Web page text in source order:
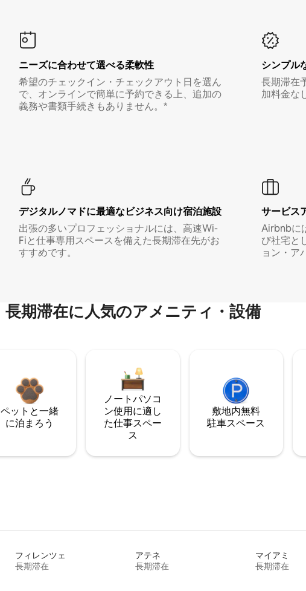
ニーズに合わせて選べる柔軟性
希望のチェックイン・チェックアウト日を選ん
で、オンラインで簡単に予約できる上、追加の
義務や書類手続きもありません。*
シンプル
長期滞在
加料金な
デジタルノマド⁠に最⁠適⁠なビ⁠ジ⁠ネ⁠ス⁠向⁠け宿⁠泊⁠施⁠設
出張の多いプロフェッショナルには、高速Wi-
Fiと仕事専用スペースを備えた長期滞在先がお
すすめです。
サービス
Airbnbに
び社宅と
ョン・ア
長期滞在に人気のアメニティ・設備
ペットと一緒
に泊まろう
ノートパソコ
ン使用に適し
た仕事スペー
ス
敷地内無料
駐⁠車ス⁠ペ⁠ー⁠ス
フィレンツェ
長期滞在
アテネ
長期滞在
マイアミ
長期滞在